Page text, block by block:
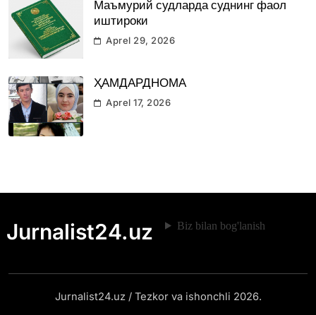
Маъмурий судларда суднинг фаол
иштироки
Aprel 29, 2026
ҲАМДАРДНОМА
Aprel 17, 2026
Jurnalist24.uz Biz bilan bog'lanish
Jurnalist24.uz / Tezkor va ishonchli 2026.